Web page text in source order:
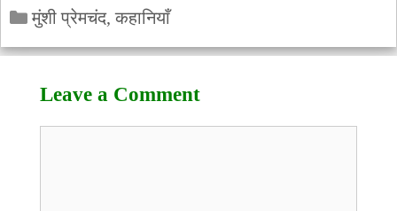
Categories
मुंशी प्रेमचंद,कहानियाँ
Leave a Comment